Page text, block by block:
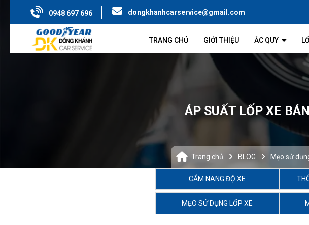
0948 697 696 dongkhanhcarservice@gmail.com
TRANG CHỦ GIỚI THIỆU ẮC QUY
ÁP SUẤT LỐP XE
Trang chủ BLOG Mẹo sử
CẨM NANG ĐỘ XE
MẸO SỬ DỤNG LỐP XE